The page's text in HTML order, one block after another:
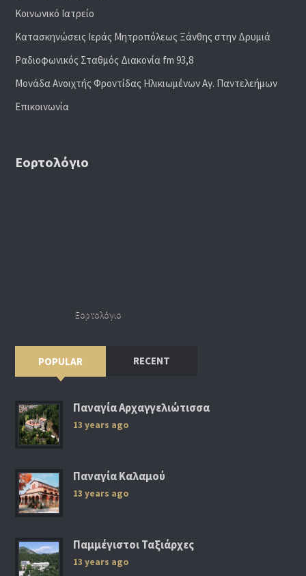
Κοινωνικό Ιατρείο
Κατασκηνώσεις Ιεράς Μητροπόλεως Ξάνθης στην Δρυμιά
Ραδιoφωνικός Σταθμός Διακονία fm 93,8
Μονάδα Ανοιχτής Φροντίδας Ηλικιωμένων Αγ. Παντελεήμων
Επικοινωνία
Εορτολόγιο
Εορτολόγιο
POPULAR RECENT
Παναγία Αρχαγγελιώτισσα
13 years ago
Παναγία Καλαμού
13 years ago
Παμμέγιστοι Ταξιάρχες
13 years ago